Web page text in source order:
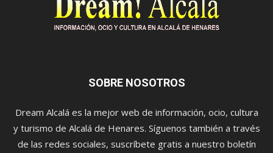
SOBRE NOSOTROS
Dream Alcalá es la mejor web de información, ocio, cultura
y turismo de Alcalá de Henares. Síguenos también a través
de las redes sociales, suscríbete gratis a nuestro boletín